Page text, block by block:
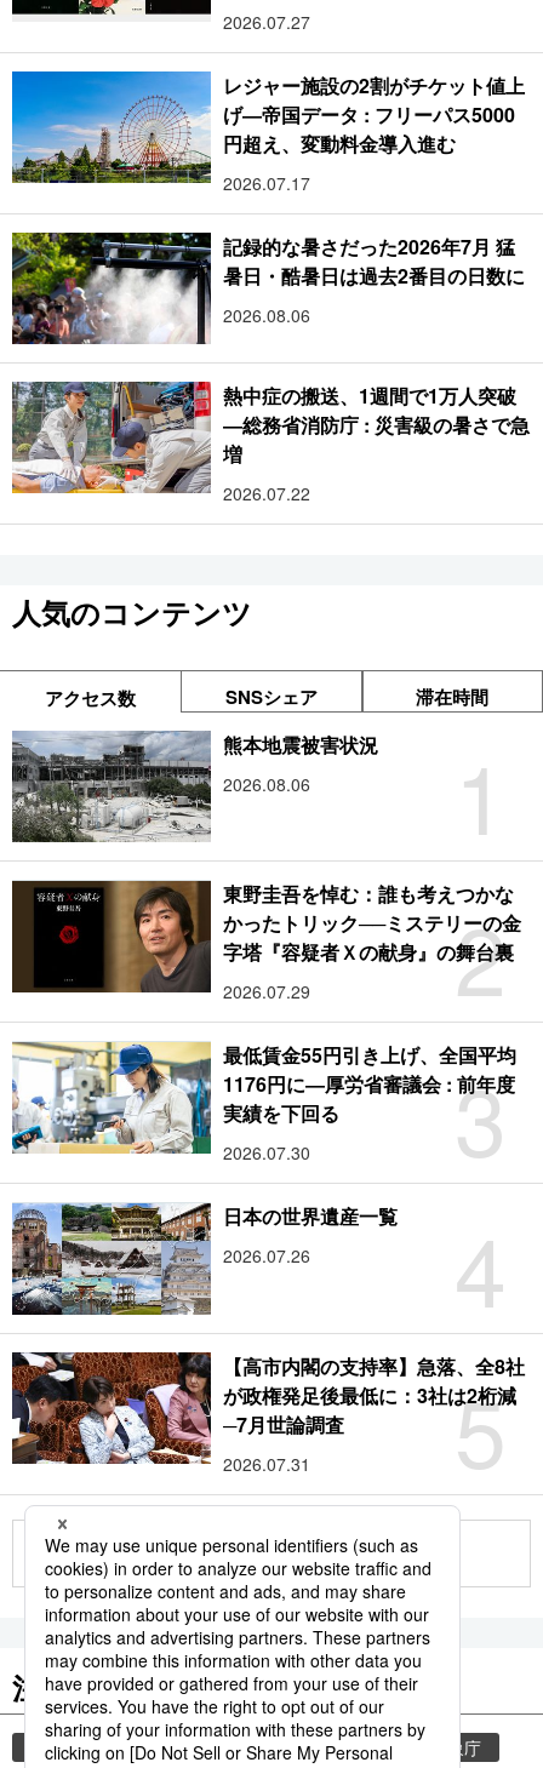
2026.07.27
レジャー施設の2割がチケット値上
げ―帝国データ : フリーパス5000
円超え、変動料金導入進む
2026.07.17
記録的な暑さだった2026年7月 猛
暑日・酷暑日は過去2番目の日数に
2026.08.06
熱中症の搬送、1週間で1万人突破
―総務省消防庁 : 災害級の暑さで急
増
2026.07.22
人気のコンテンツ
アクセス数 SNSシェア 滞在時間
1
熊本地震被害状況
2026.08.06
2
東野圭吾を悼む：誰も考えつかな
かったトリック──ミステリーの金
字塔『容疑者Ｘの献身』の舞台裏
2026.07.29
3
最低賃金55円引き上げ、全国平均
1176円に―厚労省審議会 : 前年度
実績を下回る
2026.07.30
4
日本の世界遺産一覧
2026.07.26
5
【高市内閣の支持率】急落、全8社
が政権発足後最低に：3社は2桁減
─7月世論調査
2026.07.31
もっと見る
注目のキーワード
共同通信ニュース 気象・災害 災害 気象庁